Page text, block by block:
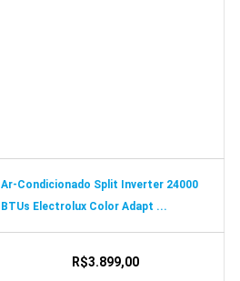
Ar-Condicionado Split Inverter 24000
BTUs Electrolux Color Adapt ...
R$3.899,00